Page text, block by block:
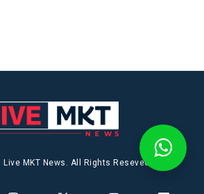
MKT News. All Rights Reseved